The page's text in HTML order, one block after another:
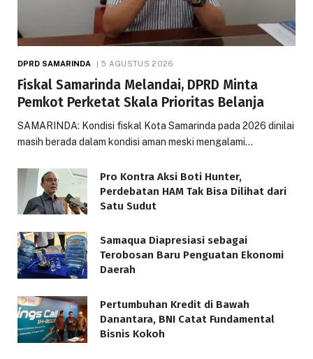
DPRD SAMARINDA 5 AGUSTUS 2026
Fiskal Samarinda Melandai, DPRD Minta
Pemkot Perketat Skala Prioritas Belanja
SAMARINDA: Kondisi fiskal Kota Samarinda pada 2026 dinilai
masih berada dalam kondisi aman meski mengalami…
Pro Kontra Aksi Boti Hunter,
Perdebatan HAM Tak Bisa Dilihat dari
Satu Sudut
Samaqua Diapresiasi sebagai
Terobosan Baru Penguatan Ekonomi
Daerah
Pertumbuhan Kredit di Bawah
Danantara, BNI Catat Fundamental
Bisnis Kokoh